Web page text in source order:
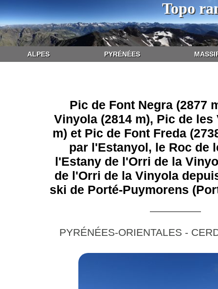
Topo
ALPES PYRÉNÉES
Pic de Font Negra (2877
Vinyola (2814 m), Pic de les
m) et Pic de Font Freda
par l'Estanyol, le Roc de
l'Estany de l'Orri de la
de l'Orri de la Vinyola
ski de Porté-Puymorens
PYRÉNÉES-ORIENTALES -